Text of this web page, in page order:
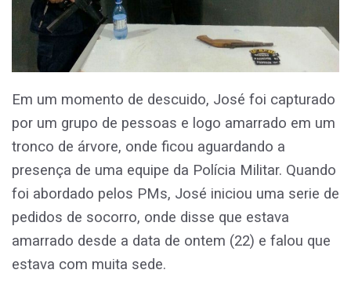
Em um momento de descuido, José foi capturado
por um grupo de pessoas e logo amarrado em um
tronco de árvore, onde ficou aguardando a
presença de uma equipe da Polícia Militar. Quando
foi abordado pelos PMs, José iniciou uma serie de
pedidos de socorro, onde disse que estava
amarrado desde a data de ontem (22) e falou que
estava com muita sede.